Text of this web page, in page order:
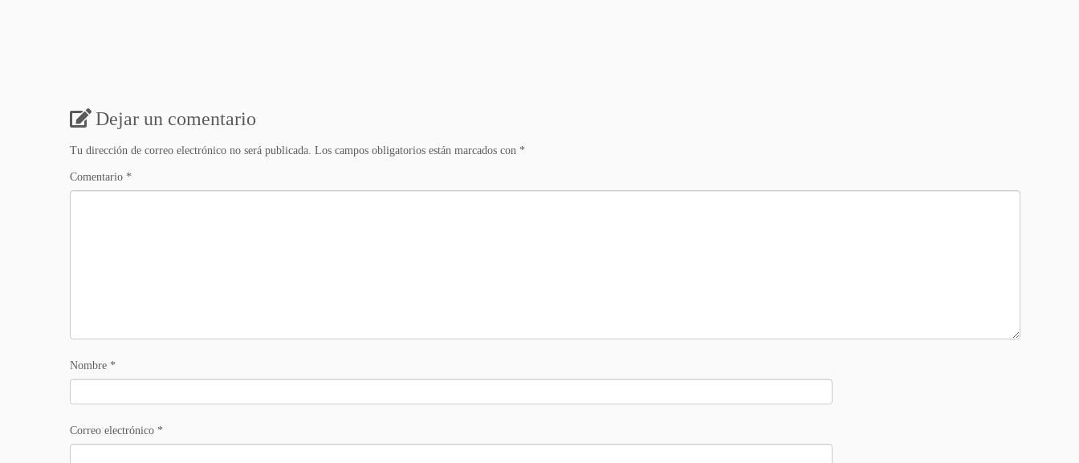
Dejar un comentario
Tu dirección de correo electrónico no será publicada. Los campos obligatorios están marcados con *
Comentario *
Nombre *
Correo electrónico *